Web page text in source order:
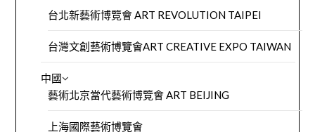
台北新藝術博覽會 ART REVOLUTION TAIPEI
台灣文創藝術博覽會ART CREATIVE EXPO TAIWAN
中國
藝術北京當代藝術博覽會 ART BEIJING
上海國際藝術博覽會